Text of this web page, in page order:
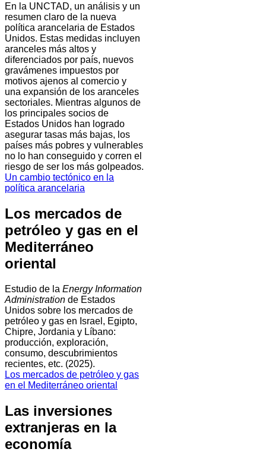
En la UNCTAD, un análisis y un
resumen claro de la nueva
política arancelaria de Estados
Unidos. Estas medidas incluyen
aranceles más altos y
diferenciados por país, nuevos
gravámenes impuestos por
motivos ajenos al comercio y
una expansión de los aranceles
sectoriales. Mientras algunos de
los principales socios de
Estados Unidos han logrado
asegurar tasas más bajas, los
países más pobres y vulnerables
no lo han conseguido y corren el
riesgo de ser los más golpeados.
Un cambio tectónico en la
política arancelaria
Los mercados de
petróleo y gas en el
Mediterráneo
oriental
Estudio de la Energy Information
Administration de Estados
Unidos sobre los mercados de
petróleo y gas en Israel, Egipto,
Chipre, Jordania y Líbano:
producción, exploración,
consumo, descubrimientos
recientes, etc. (2025).
Los mercados de petróleo y gas
en el Mediterráneo oriental
Las inversiones
extranjeras en la
economía